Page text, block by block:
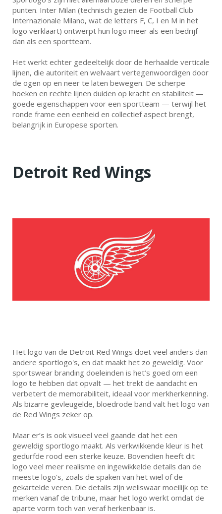
punten. Inter Milan (technisch gezien de Football Club
Internazionale Milano, wat de letters F, C, I en M in het
logo verklaart) ontwerpt hun logo meer als een bedrijf
dan als een sportteam.
Het werkt echter gedeeltelijk door de herhaalde verticale
lijnen, die autoriteit en welvaart vertegenwoordigen door
de ogen op en neer te laten bewegen. De scherpe
hoeken en rechte lijnen duiden op kracht en stabiliteit —
goede eigenschappen voor een sportteam — terwijl het
ronde frame een eenheid en collectief aspect brengt,
belangrijk in Europese sporten.
Detroit Red Wings
Het logo van de Detroit Red Wings doet veel anders dan
andere sportlogo's, en dat maakt het zo geweldig. Voor
sportswear branding doeleinden is het’s goed om een
logo te hebben dat opvalt — het trekt de aandacht en
verbetert de memorabiliteit, ideaal voor merkherkenning.
Als bizarre gevleugelde, bloedrode band valt het logo van
de Red Wings zeker op.
Maar er’s is ook visueel veel gaande dat het een
geweldig sportlogo maakt. Als verkwikkende kleur is het
gedurfde rood een sterke keuze. Bovendien heeft dit
logo veel meer realisme en ingewikkelde details dan de
meeste logo's, zoals de spaken van het wiel of de
gekartelde veren. Die details zijn weliswaar moeilijk op te
merken vanaf de tribune, maar het logo werkt omdat de
aparte vorm toch van veraf herkenbaar is.